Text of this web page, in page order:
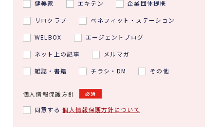
健美家 エキテン 企業団体提携
リロクラブ ベネフィット・ステーション
WELBOX エージェントブログ
ネット上の記事 メルマガ
雑誌・書籍 チラシ・DM その他
個人情報保護方針 必須
同意する 個人情報保護方針について